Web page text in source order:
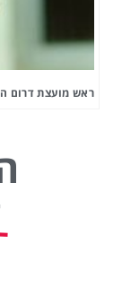
ראש מועצת דרום